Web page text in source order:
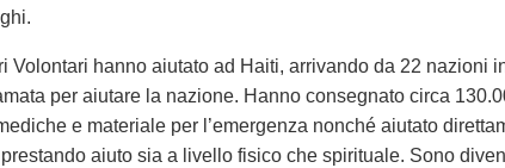
Volontari hanno aiutato ad Haiti, arrivando da 22 nazioni
per aiutare la nazione. Hanno consegnato circa
e materiale per l’emergenza nonché aiutato
aiuto sia a livello fisico che spirituale. Sono